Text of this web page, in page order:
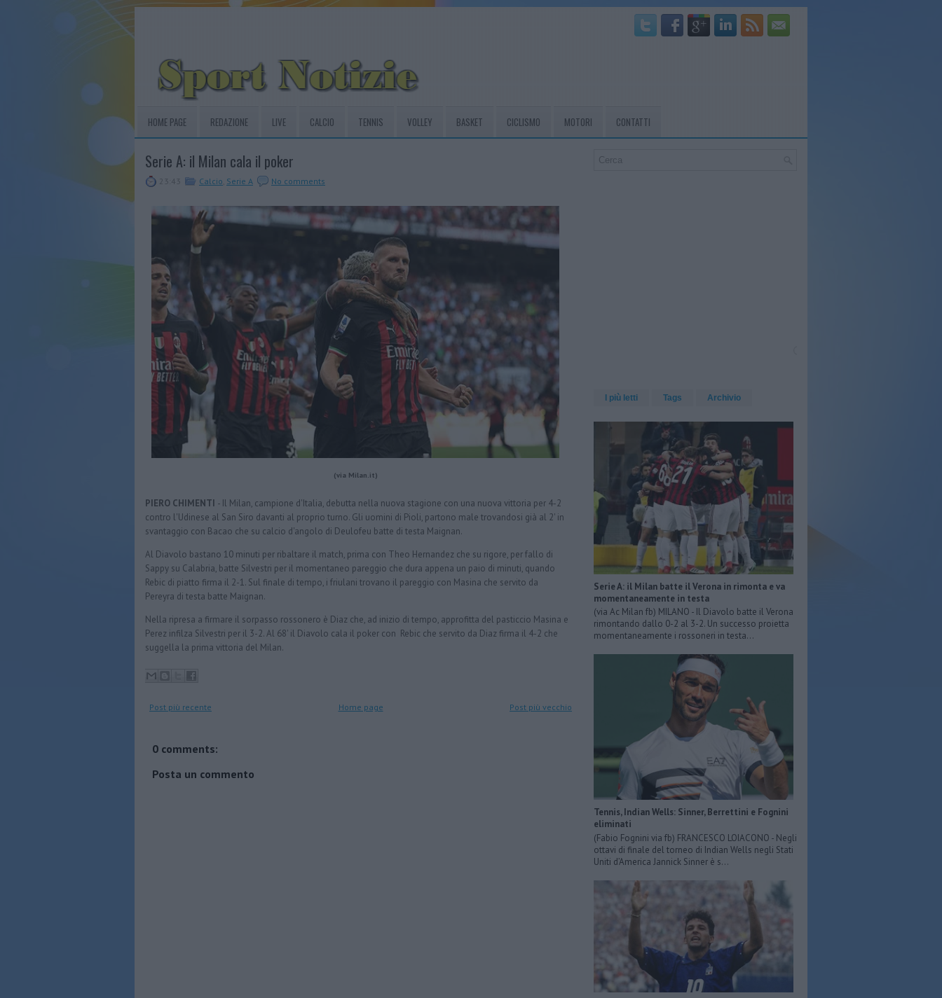
HOME PAGE REDAZIONE LIVE CALCIO TENNIS VOLLEY BASKET CICLISMO MOTORI CONTATTI
Serie A: il Milan cala il poker
23:43 Calcio Serie A No comments
(via Milan.it)
PIERO CHIMENTI - Il Milan, campione d'Italia, debutta nella nuova stagione con una nuova vittoria per 4-2
contro l'Udinese al San Siro davanti al proprio turno. Gli uomini di Pioli, partono male trovandosi già al 2' in
svantaggio con Bacao che su calcio d'angolo di Deulofeu batte di testa Maignan.
Al Diavolo bastano 10 minuti per ribaltare il match, prima con Theo Hernandez che su rigore, per fallo di
Sappy su Calabria, batte Silvestri per il momentaneo pareggio che dura appena un paio di minuti, quando
Rebic di piatto firma il 2-1. Sul finale di tempo, i friulani trovano il pareggio con Masina che servito da
Pereyra di testa batte Maignan.
Nella ripresa a firmare il sorpasso rossonero è Diaz che, ad inizio di tempo, approfitta del pasticcio Masina e
Perez infilza Silvestri per il 3-2. Al 68' il Diavolo cala il poker con Rebic che servito da Diaz firma il 4-2 che
suggella la prima vittoria del Milan.
Post più recente Post più vecchio
Home page
0 comments:
Posta un commento
I più letti Tags Archivio
Serie A: il Milan batte il Verona in rimonta e va
momentaneamente in testa
(via Ac Milan fb) MILANO - Il Diavolo batte il Verona
rimontando dallo 0-2 al 3-2. Un successo proietta
momentaneamente i rossoneri in testa...
Tennis, Indian Wells: Sinner, Berrettini e Fognini
eliminati
(Fabio Fognini via fb) FRANCESCO LOIACONO - Negli
ottavi di finale del torneo di Indian Wells negli Stati
Uniti d’America Jannick Sinner è s...